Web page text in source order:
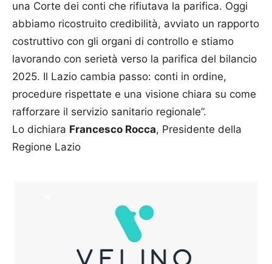
una Corte dei conti che rifiutava la parifica. Oggi
abbiamo ricostruito credibilità, avviato un rapporto
costruttivo con gli organi di controllo e stiamo
lavorando con serietà verso la parifica del bilancio
2025. Il Lazio cambia passo: conti in ordine,
procedure rispettate e una visione chiara su come
rafforzare il servizio sanitario regionale”.
Lo dichiara Francesco Rocca, Presidente della
Regione Lazio